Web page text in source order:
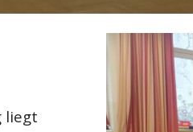
liegt